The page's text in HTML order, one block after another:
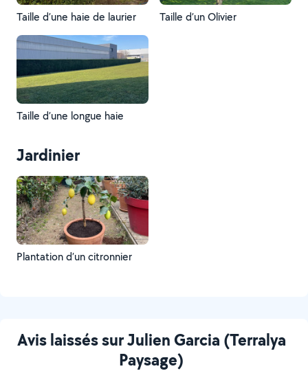
Taille d’une haie de laurier Taille d’un Olivier
Taille d’une longue haie
Jardinier
Plantation d’un citronnier
Avis laissés sur Julien Garcia (Terralya
Paysage)